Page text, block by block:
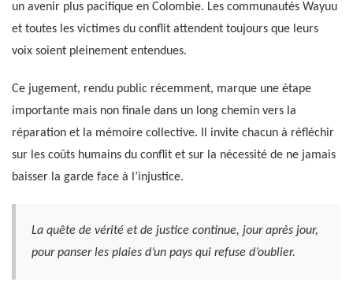
un avenir plus pacifique en Colombie. Les communautés Wayuu
et toutes les victimes du conflit attendent toujours que leurs
voix soient pleinement entendues.
Ce jugement, rendu public récemment, marque une étape
importante mais non finale dans un long chemin vers la
réparation et la mémoire collective. Il invite chacun à réfléchir
sur les coûts humains du conflit et sur la nécessité de ne jamais
baisser la garde face à l’injustice.
La quête de vérité et de justice continue, jour après jour,
pour panser les plaies d’un pays qui refuse d’oublier.